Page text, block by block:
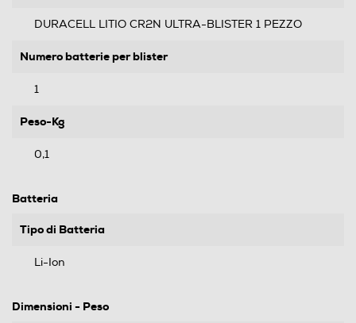
DURACELL LITIO CR2N ULTRA-BLISTER 1 PEZZO
Numero batterie per blister
1
Peso-Kg
0,1
Batteria
Tipo di Batteria
Li-Ion
Dimensioni - Peso